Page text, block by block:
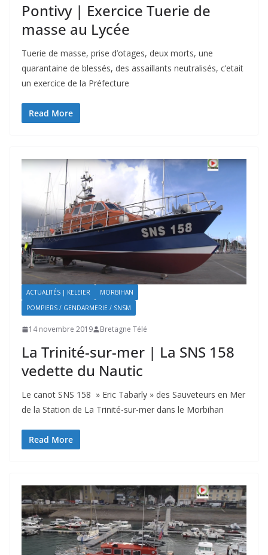
Pontivy | Exercice Tuerie de
masse au Lycée
Tuerie de masse, prise d’otages, deux morts, une
quarantaine de blessés, des assaillants neutralisés, c’etait
un exercice de la Préfecture
Read More
ACTUALITÉS | KELEIER
MORBIHAN
POMPIERS / GENDARMERIE / SNSM
14 novembre 2019 Bretagne Télé
La Trinité-sur-mer | La SNS 158
vedette du Nautic
Le canot SNS 158 » Eric Tabarly » des Sauveteurs en Mer
de la Station de La Trinité-sur-mer dans le Morbihan
Read More